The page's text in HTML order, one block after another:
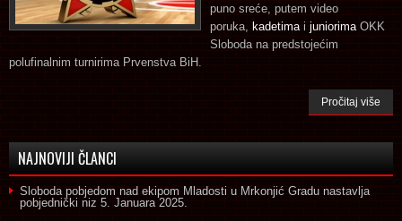
puno sreće, putem video
poruka, kadetima i juniorima OKK
Sloboda na predstojećim
polufinalnim turnirima Prvenstva BiH.
Pročitaj više
NAJNOVIJI ČLANCI
Sloboda pobjedom nad ekipom Mladosti u Mrkonjić Gradu nastavlja
pobjednički niz 5. Januara 2025.